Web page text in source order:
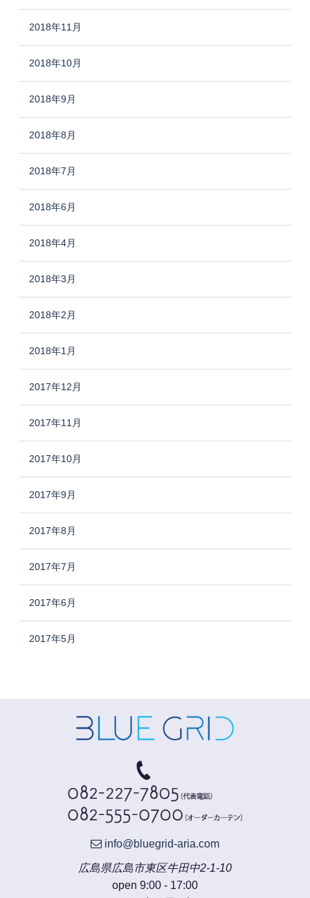
2018年11月
2018年10月
2018年9月
2018年8月
2018年7月
2018年6月
2018年4月
2018年3月
2018年2月
2018年1月
2017年12月
2017年11月
2017年10月
2017年9月
2017年8月
2017年7月
2017年6月
2017年5月
info@bluegrid-aria.com
広島県広島市東区牛田中2-1-10
open 9:00 - 17:00